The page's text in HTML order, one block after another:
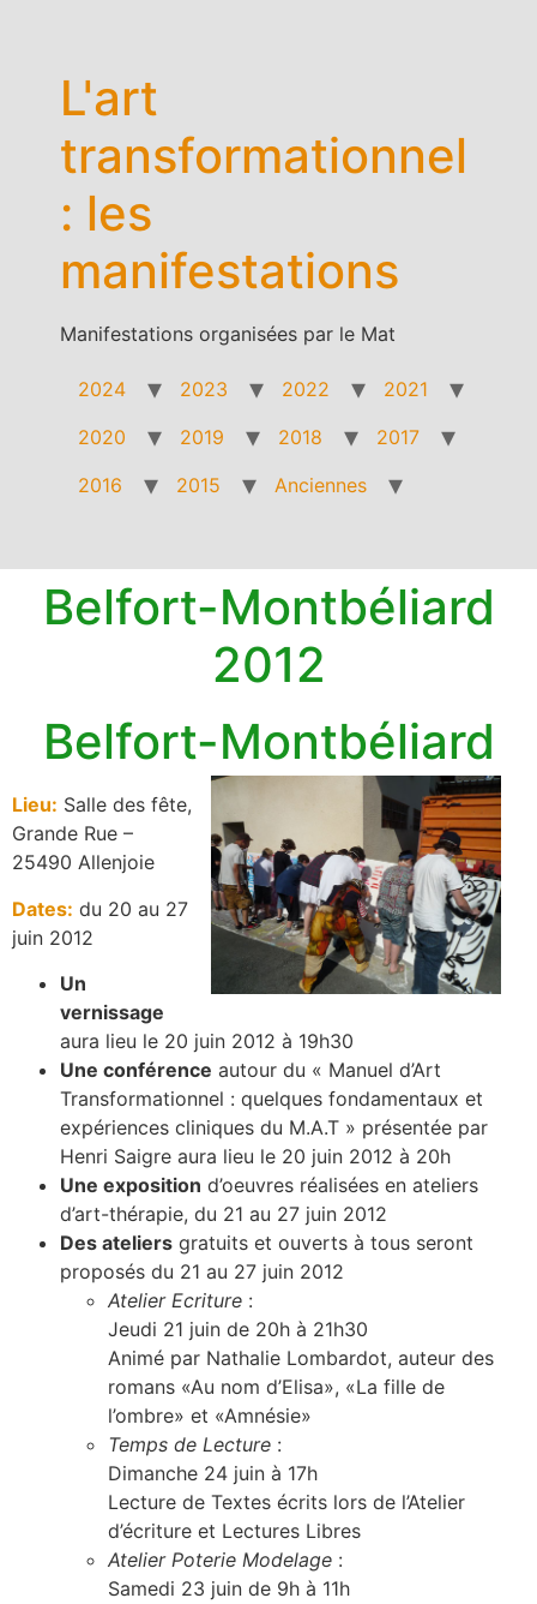
L'art
transformationnel
: les
manifestations
Manifestations organisées par le Mat
2024 2023 2022
2021
2020
2019 2018
2017
2016
2015 Anciennes
Belfort-Montbéliard
2012
Belfort-Montbéliard
Lieu: Salle des fête,
Grande Rue –
25490 Allenjoie
Dates: du 20 au 27
juin 2012
Un
vernissage
aura lieu le 20 juin 2012 à 19h30
Une conférence autour du « Manuel d’Art
Transformationnel : quelques fondamentaux et
expériences cliniques du M.A.T » présentée par
Henri Saigre aura lieu le 20 juin 2012 à 20h
Une exposition d’oeuvres réalisées en ateliers
d’art-thérapie, du 21 au 27 juin 2012
Des ateliers gratuits et ouverts à tous seront
proposés du 21 au 27 juin 2012
Atelier Ecriture :
Jeudi 21 juin de 20h à 21h30
Animé par Nathalie Lombardot, auteur des
romans «Au nom d’Elisa», «La fille de
l’ombre» et «Amnésie»
Temps de Lecture :
Dimanche 24 juin à 17h
Lecture de Textes écrits lors de l’Atelier
d’écriture et Lectures Libres
Atelier Poterie Modelage :
Samedi 23 juin de 9h à 11h